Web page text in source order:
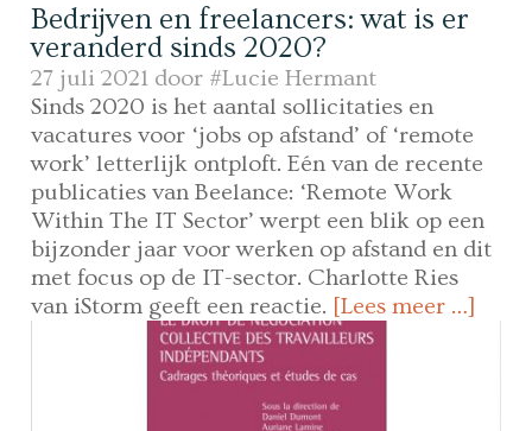
Bedrijven en freelancers: wat is er
veranderd sinds 2020?
27 juli 2021 door #Lucie Hermant
Sinds 2020 is het aantal sollicitaties en
vacatures voor ‘jobs op afstand’ of ‘remote
work’ letterlijk ontploft. Eén van de recente
publicaties van Beelance: ‘Remote Work
Within The IT Sector’ werpt een blik op een
bijzonder jaar voor werken op afstand en dit
met focus op de IT-sector. Charlotte Ries
van iStorm geeft een reactie. [Lees meer …]